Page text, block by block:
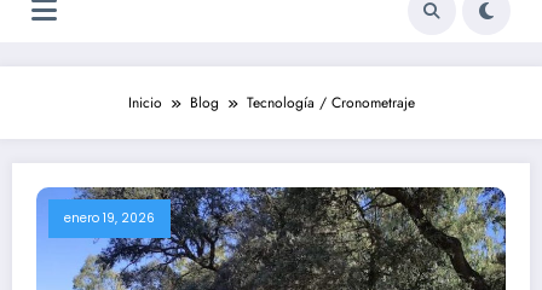
Inicio Blog Tecnología / Cronometraje
enero 19, 2026